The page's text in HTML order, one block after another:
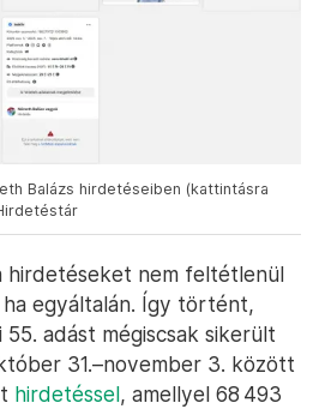
Balázs hirdetéseiben (kattintásra
hirdetéseket nem feltétlenül
egyáltalán. Így történt,
adást mégiscsak sikerült
31.–november 3. között
hirdetéssel, amellyel 68 493